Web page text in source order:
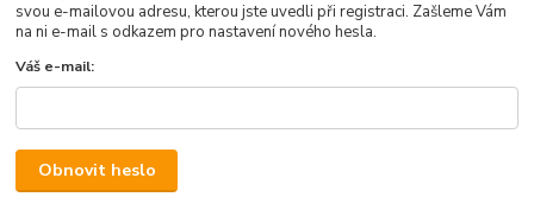
svou e-mailovou adresu, kterou jste uvedli při registraci. Zašleme Vám
na ni e-mail s odkazem pro nastavení nového hesla.
Váš e-mail:
Obnovit heslo